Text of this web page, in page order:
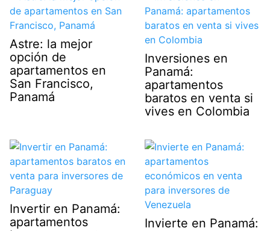
Astre: la mejor
opción de
apartamentos en
San Francisco,
Panamá
Inversiones en
Panamá:
apartamentos
baratos en venta si
vives en Colombia
Invertir en Panamá:
apartamentos
Invierte en Panamá: